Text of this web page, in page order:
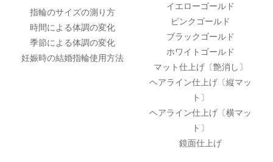
指輪のサイズの測り方
時間による体調の変化
季節による体調の変化
妊娠時の結婚指輪使用方法
イエローゴールド
ピンクゴールド
ブラックゴールド
ホワイトゴールド
マット仕上げ〔艶消し〕
ヘアライン仕上げ〔縦マッ
ト〕
ヘアライン仕上げ〔横マッ
ト〕
鏡面仕上げ